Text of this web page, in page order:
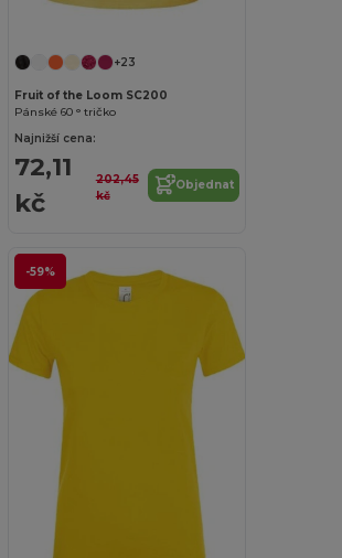
+23
Fruit of the Loom SC200
Pánské 60 ° tričko
Najnižší cena:
72,11
kč
202,45
kč
Objednat
-59%